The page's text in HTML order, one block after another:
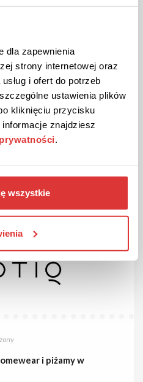
dla zapewnienia
strony internetowej oraz
i ofert do potrzeb
ustawienia plików
kliknięciu przycisku
informacje znajdziesz
.
wszystkie
Colorland w
fotoksiążki i odbitki.
i piżamy w